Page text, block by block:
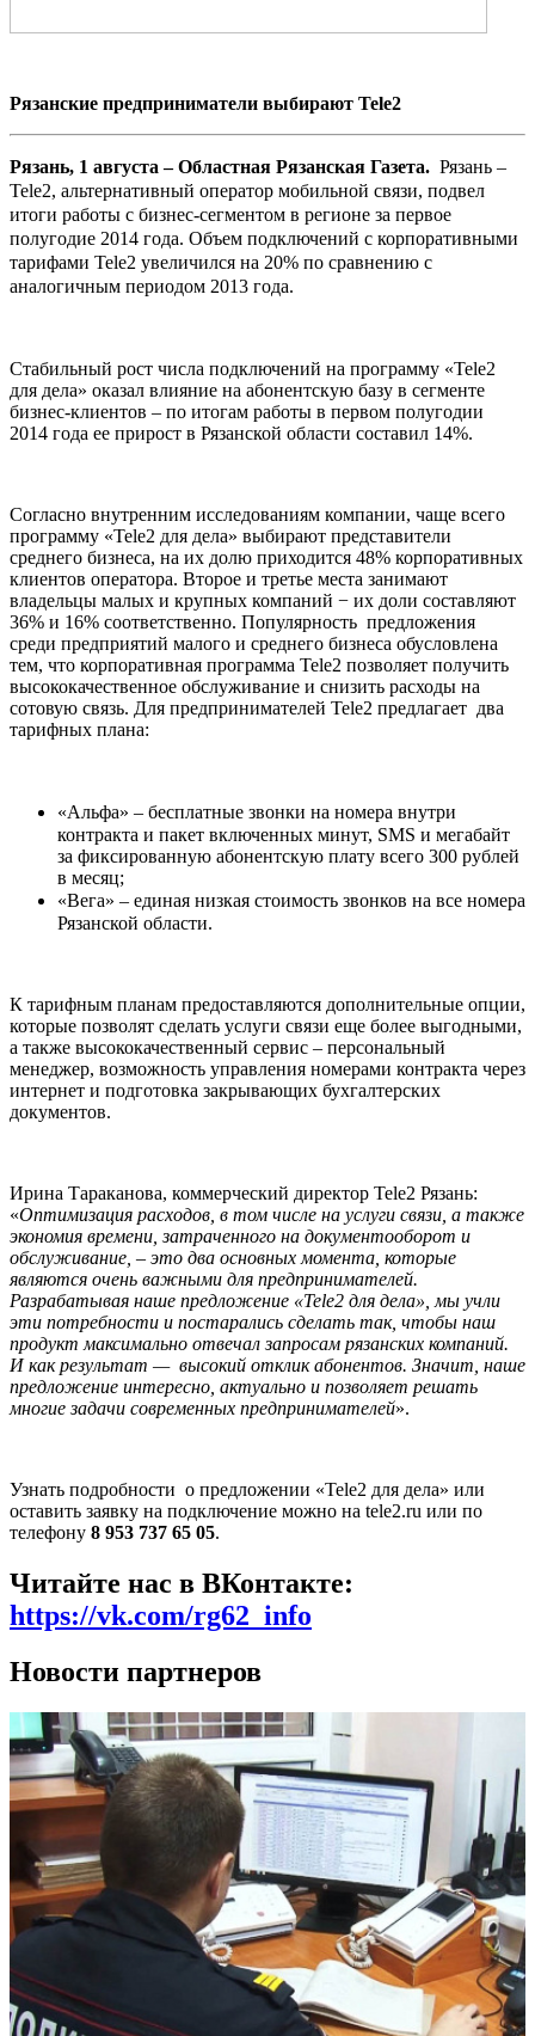
Рязанские предприниматели выбирают Tele2
Рязань, 1 августа – Областная Рязанская Газета. Рязань –
Tele2, альтернативный оператор мобильной связи, подвел
итоги работы с бизнес-сегментом в регионе за первое
полугодие 2014 года. Объем подключений с корпоративными
тарифами Tele2 увеличился на 20% по сравнению с
аналогичным периодом 2013 года.
Стабильный рост числа подключений на программу «Tele2
для дела» оказал влияние на абонентскую базу в сегменте
бизнес-клиентов – по итогам работы в первом полугодии
2014 года ее прирост в Рязанской области составил 14%.
Согласно внутренним исследованиям компании, чаще всего
программу «Tele2 для дела» выбирают представители
среднего бизнеса, на их долю приходится 48% корпоративных
клиентов оператора. Второе и третье места занимают
владельцы малых и крупных компаний − их доли составляют
36% и 16% соответственно. Популярность предложения
среди предприятий малого и среднего бизнеса обусловлена
тем, что корпоративная программа Tele2 позволяет получить
высококачественное обслуживание и снизить расходы на
сотовую связь. Для предпринимателей Tele2 предлагает два
тарифных плана:
«Альфа» – бесплатные звонки на номера внутри
контракта и пакет включенных минут, SMS и мегабайт
за фиксированную абонентскую плату всего 300 рублей
в месяц;
«Вега» – единая низкая стоимость звонков на все номера
Рязанской области.
К тарифным планам предоставляются дополнительные опции,
которые позволят сделать услуги связи еще более выгодными,
а также высококачественный сервис – персональный
менеджер, возможность управления номерами контракта через
интернет и подготовка закрывающих бухгалтерских
документов.
Ирина Тараканова, коммерческий директор Tele2 Рязань:
«Оптимизация расходов, в том числе на услуги связи, а также
экономия времени, затраченного на документооборот и
обслуживание, – это два основных момента, которые
являются очень важными для предпринимателей.
Разрабатывая наше предложение «Tele2 для дела», мы учли
эти потребности и постарались сделать так, чтобы наш
продукт максимально отвечал запросам рязанских компаний.
И как результат — высокий отклик абонентов. Значит, наше
предложение интересно, актуально и позволяет решать
многие задачи современных предпринимателей».
Узнать подробности о предложении «Tele2 для дела» или
оставить заявку на подключение можно на tele2.ru или по
телефону 8 953 737 65 05.
Читайте нас в ВКонтакте:
https://vk.com/rg62_info
Новости партнеров